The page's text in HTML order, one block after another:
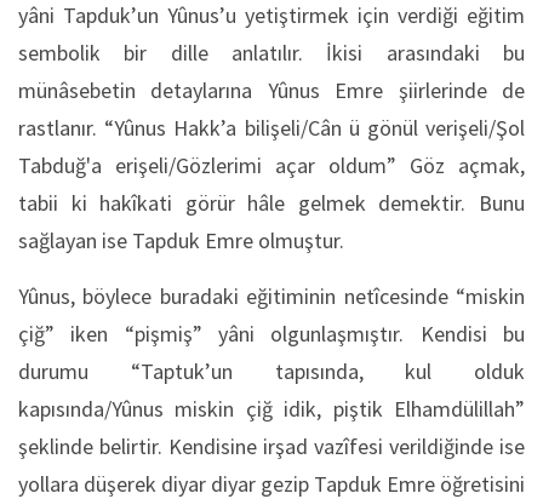
yâni Tapduk’un Yûnus’u yetiştirmek için verdiği eğitim
sembolik bir dille anlatılır. İkisi arasındaki bu
münâsebetin detaylarına Yûnus Emre şiirlerinde de
rastlanır. “Yûnus Hakk’a bilişeli/Cân ü gönül verişeli/Şol
Tabduğ'a erişeli/Gözlerimi açar oldum” Göz açmak,
tabii ki hakîkati görür hâle gelmek demektir. Bunu
sağlayan ise Tapduk Emre olmuştur.
Yûnus, böylece buradaki eğitiminin netîcesinde “miskin
çiğ” iken “pişmiş” yâni olgunlaşmıştır. Kendisi bu
durumu “Taptuk’un tapısında, kul olduk
kapısında/Yûnus miskin çiğ idik, piştik Elhamdülillah”
şeklinde belirtir. Kendisine irşad vazîfesi verildiğinde ise
yollara düşerek diyar diyar gezip Tapduk Emre öğretisini